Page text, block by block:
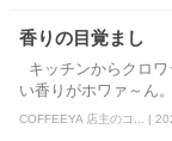
香りの目覚まし
キッチンからクロ
い香りがホワァ～ん
COFFEEYA 店主のコ... |